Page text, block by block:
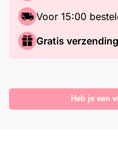
Voor 15:00
Gratis verzending
Heb je een